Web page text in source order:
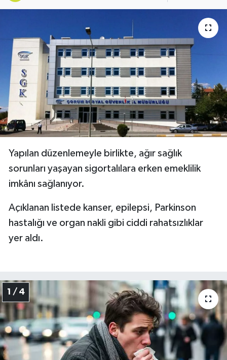
Yapılan düzenlemeyle birlikte, ağır sağlık
sorunları yaşayan sigortalılara erken emeklilik
imkânı sağlanıyor.
Açıklanan listede kanser, epilepsi, Parkinson
hastalığı ve organ nakli gibi ciddi rahatsızlıklar
yer aldı.
1 / 4